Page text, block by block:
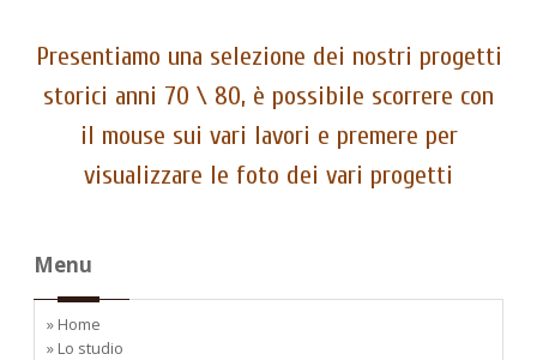
Presentiamo una selezione dei nostri progetti
storici anni 70 \ 80, è possibile scorrere con
il mouse sui vari lavori e premere per
visualizzare le foto dei vari progetti
Menu
» Home
» Lo studio